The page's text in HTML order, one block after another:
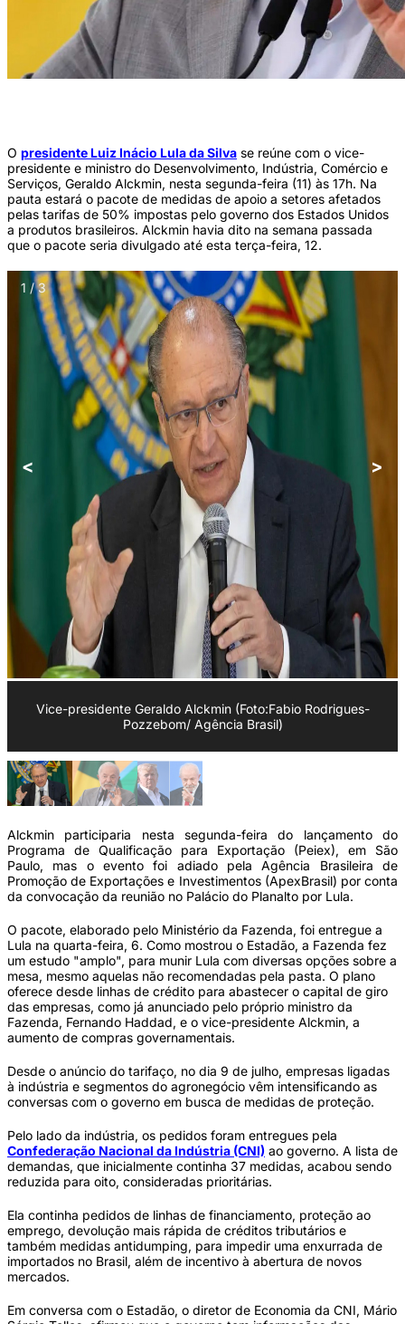
O presidente Luiz Inácio Lula da Silva se reúne com o vice-
presidente e ministro do Desenvolvimento, Indústria, Comércio e
Serviços, Geraldo Alckmin, nesta segunda-feira (11) às 17h. Na
pauta estará o pacote de medidas de apoio a setores afetados
pelas tarifas de 50% impostas pelo governo dos Estados Unidos
a produtos brasileiros. Alckmin havia dito na semana passada
que o pacote seria divulgado até esta terça-feira, 12.
1 / 3
< >
Vice-presidente Geraldo Alckmin (Foto:Fabio Rodrigues-
Pozzebom/ Agência Brasil)
Alckmin participaria nesta segunda-feira do lançamento do
Programa de Qualificação para Exportação (Peiex), em São
Paulo, mas o evento foi adiado pela Agência Brasileira de
Promoção de Exportações e Investimentos (ApexBrasil) por conta
da convocação da reunião no Palácio do Planalto por Lula.
O pacote, elaborado pelo Ministério da Fazenda, foi entregue a
Lula na quarta-feira, 6. Como mostrou o Estadão, a Fazenda fez
um estudo "amplo", para munir Lula com diversas opções sobre a
mesa, mesmo aquelas não recomendadas pela pasta. O plano
oferece desde linhas de crédito para abastecer o capital de giro
das empresas, como já anunciado pelo próprio ministro da
Fazenda, Fernando Haddad, e o vice-presidente Alckmin, a
aumento de compras governamentais.
Desde o anúncio do tarifaço, no dia 9 de julho, empresas ligadas
à indústria e segmentos do agronegócio vêm intensificando as
conversas com o governo em busca de medidas de proteção.
Pelo lado da indústria, os pedidos foram entregues pela
Confederação Nacional da Indústria (CNI) ao governo. A lista de
demandas, que inicialmente continha 37 medidas, acabou sendo
reduzida para oito, consideradas prioritárias.
Ela continha pedidos de linhas de financiamento, proteção ao
emprego, devolução mais rápida de créditos tributários e
também medidas antidumping, para impedir uma enxurrada de
importados no Brasil, além de incentivo à abertura de novos
mercados.
Em conversa com o Estadão, o diretor de Economia da CNI, Mário